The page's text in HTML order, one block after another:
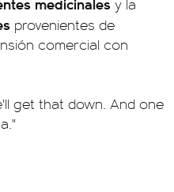
y la
provenientes de
comercial con
get that down. And one